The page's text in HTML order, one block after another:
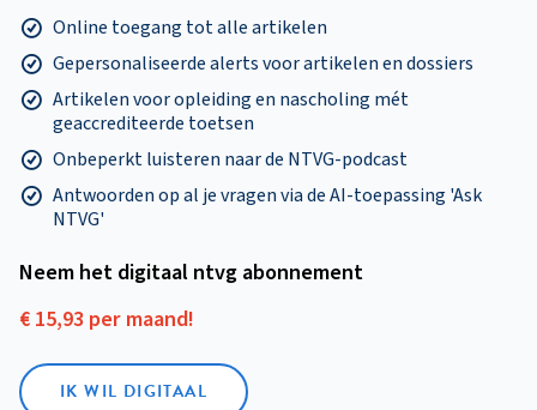
Online toegang tot alle artikelen
Gepersonaliseerde alerts voor artikelen en dossiers
Artikelen voor opleiding en nascholing mét
geaccrediteerde toetsen
Onbeperkt luisteren naar de NTVG-podcast
Antwoorden op al je vragen via de AI-toepassing 'Ask
NTVG'
Neem het digitaal ntvg abonnement
€ 15,93 per maand!
IK WIL DIGITAAL